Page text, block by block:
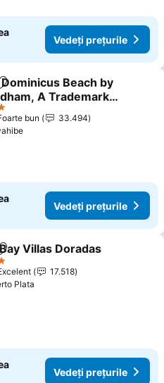
Vedeți prețurile
la favorite
Beach by
A Trademark
prețurile
bun
33.494
Vedeți prețurile
la favorite
Villas Doradas
17.518
Plata
Vedeți prețurile